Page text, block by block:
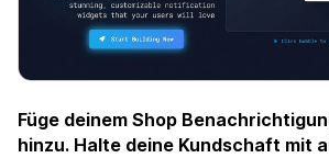
Füge deinem Shop
hinzu. Halte deine Kundschaft mit